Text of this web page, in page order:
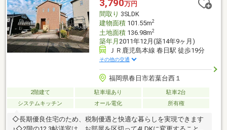
3,790万円
間取り 3SLDK
建物面積101.55m2
土地面積136.98m2
築年月 2011年12月(築14年9ヶ月)
ＪＲ鹿児島本線 春日駅 徒歩19分
その他の交通
福岡県春日市若葉台西１
2階建て 駐車場あり
駐車2台
システムキッチン
オール電化 所有権
◇長期優良住宅のため、税制優遇と快適な暮らしを実現できます